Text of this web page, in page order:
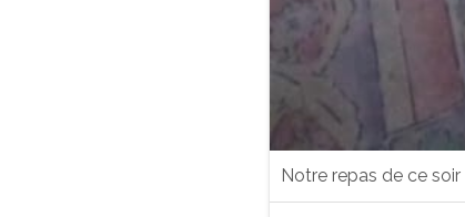
Notre repas de ce soir